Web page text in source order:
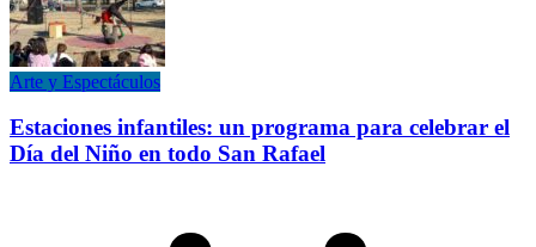
Arte y Espectáculos
Estaciones infantiles: un programa para celebrar el
Día del Niño en todo San Rafael